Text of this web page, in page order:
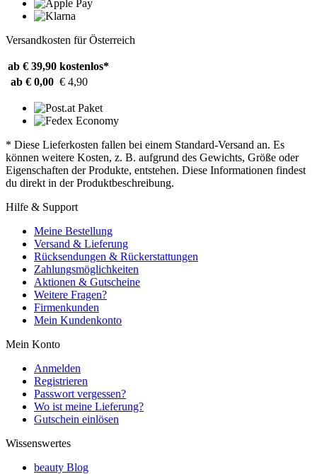
Versandkosten für Österreich
ab € 39,90 kostenlos*
ab € 0,00 € 4,90
* Diese Lieferkosten fallen bei einem Standard-Versand an. Es
können weitere Kosten, z. B. aufgrund des Gewichts, Größe oder
Eigenschaften der Produkte, entstehen. Diese Informationen findest
du direkt in der Produktbeschreibung.
Hilfe & Support
Meine Bestellung
Versand & Lieferung
Rücksendungen & Rückerstattungen
Zahlungsmöglichkeiten
Aktionen & Gutscheine
Weitere Fragen?
Firmenkunden
Mein Kundenkonto
Mein Konto
Anmelden
Registrieren
Passwort vergessen?
Wo ist meine Lieferung?
Gutschein einlösen
Wissenswertes
beauty Blog